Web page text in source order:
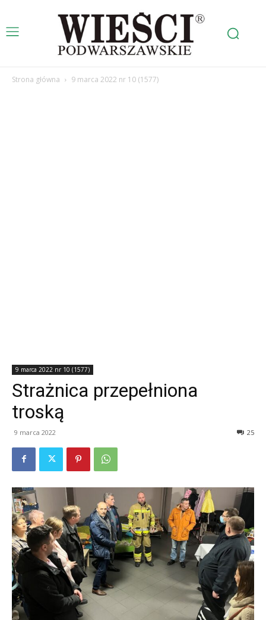
Strona główna 9 marca 2022 nr 10 (1577)
9 marca 2022 nr 10 (1577)
Strażnica przepełniona
troską
9 marca 2022 25